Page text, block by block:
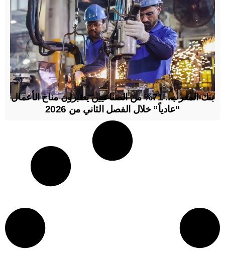
بنك المغرب.. 71% من الصناعيين يعتبرون مناخ الأعمال
“عادياً” خلال الفصل الثاني من 2026